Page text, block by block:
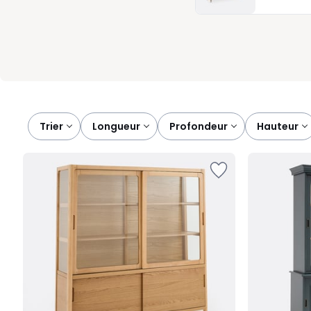
préférés. Choisir un vaisselier, c’est repenser l’organisation
Trier longueur profondeur hauteur